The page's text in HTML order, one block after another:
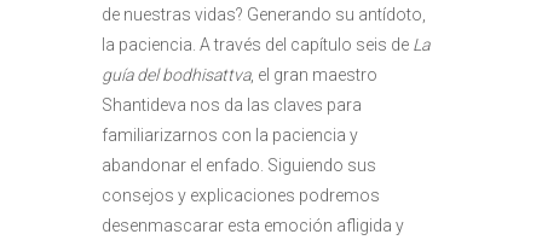
de nuestras vidas? Generando su antídoto,
la paciencia. A través del capítulo seis de La
guía del bodhisattva, el gran maestro
Shantideva nos da las claves para
familiarizarnos con la paciencia y
abandonar el enfado. Siguiendo sus
consejos y explicaciones podremos
desenmascarar esta emoción afligida y